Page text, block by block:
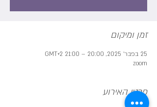
זמן ומיקום
25 בפבר׳ 2025, 20:00 – 21:00 GMT‎+2‎
zoom
פרטי האירוע